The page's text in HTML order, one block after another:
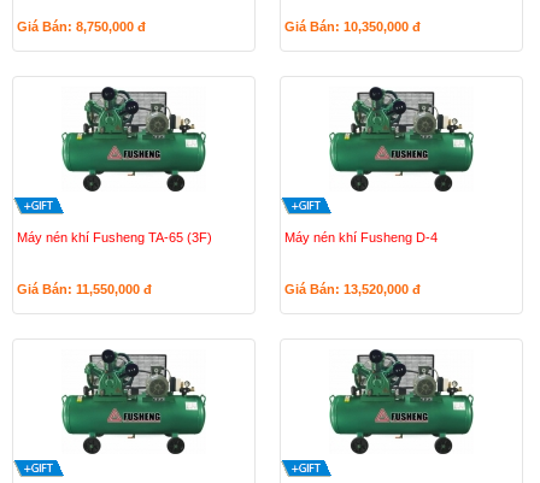
Giá Bán: 8,750,000 đ Giá Bán: 10,350,000 đ
Máy nén khí Fusheng TA-65 (3F)
Giá Bán: 11,550,000 đ
Máy nén khí Fusheng D-4
Giá Bán: 13,520,000 đ